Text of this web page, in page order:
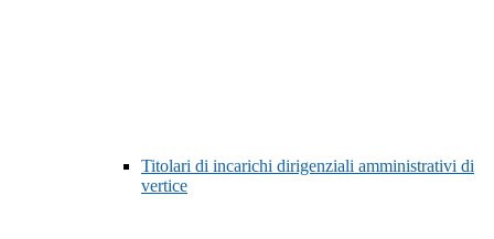
Titolari di incarichi dirigenziali amministrativi di
vertice